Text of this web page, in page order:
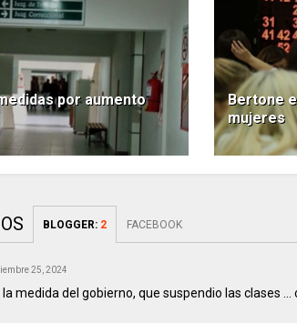
por aumento
Bertone
mujeres
BLOGGER: 2 FACEBOOK
25, 2024
medida del gobierno, que suspendio las clases ...